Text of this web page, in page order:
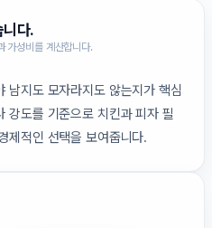
니다.
가성비를 계산합니다.
남지도 모자라지도 않는지가 핵심
강도를 기준으로 치킨과 피자 필
제적인 선택을 보여줍니다.